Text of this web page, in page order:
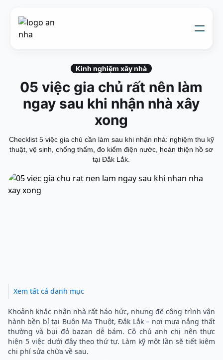
Dự án
Nhật kí thi công
Mẫu nhà
Liên hệ
Kinh nghiệm xây nhà
05 việc gia chủ rất nên làm
ngay sau khi nhận nhà xây
xong
Checklist 5 việc gia chủ cần làm sau khi nhận nhà: nghiệm thu kỹ
thuật, vệ sinh, chống thấm, đo kiểm điện nước, hoàn thiện hồ sơ
tại Đắk Lắk.
Xem tất cả danh mục
Khoảnh khắc nhận nhà rất háo hức, nhưng để công trình vận
hành bền bỉ tại Buôn Ma Thuột, Đắk Lắk – nơi mưa nắng thất
thường và bụi đỏ bazan dễ bám. Cô chú anh chị nên thực
hiện 5 việc dưới đây theo thứ tự. Làm kỹ một lần sẽ tiết kiệm
chi phí sửa chữa về sau.